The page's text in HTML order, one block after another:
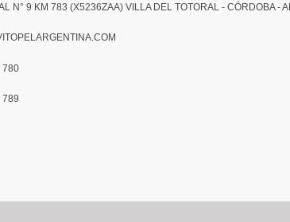
N° 9 KM 783 (X5236ZAA) VILLA DEL TOTORAL - CÓRDOBA -
780​
789​